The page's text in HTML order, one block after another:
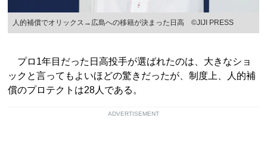
人的補償でオリックス→広島への移籍が決まった日高 ©JIJI PRESS
プロ1年目だった日高投手が選ばれたのは、大きなショ
ックと言ってもよいほどの驚きだったが、制度上、人的補
償のプロテクトは28人である。
ADVERTISEMENT